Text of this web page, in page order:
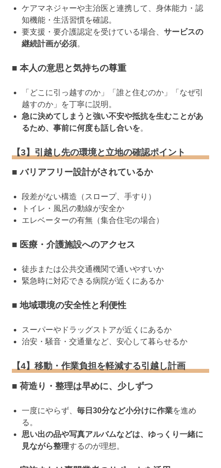
ケアマネジャーや主治医と連携して、身体能力・認
知機能・生活習慣を確認。
要支援・要介護認定を受けている場合、 サービスの
継続計画が必須。
■ 本人の意思と気持ちの尊重
「どこに引っ越すのか」「誰と住むのか」「なぜ引
越すのか」を丁寧に説明。
急に決めてしまうと強い不安や抵抗を生むことがあ
るため、事前に何度も話し合いを。
【3】引越し先の環境と立地の確認ポイント
■ バリアフリー設計がされているか
段差がない構造（スロープ、手すり）
トイレ・風呂の動線が安全か
エレベーターの有無（集合住宅の場合）
■ 医療・介護施設へのアクセス
徒歩または公共交通機関で通いやすいか
緊急時に対応できる病院が近くにあるか
■ 地域環境の安全性と利便性
スーパーやドラッグストアが近くにあるか
治安・騒音・交通量など、安心して暮らせるか
【4】移動・作業負担を軽減する引越し計画
■ 荷造り・整理は早めに、少しずつ
一度にやらず、 毎日30分など小分けに作業を進め
る。
思い出の品や写真アルバムなどは、ゆっくり一緒に
見ながら整理するのが理想。